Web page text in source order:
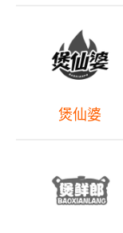
煲仙婆